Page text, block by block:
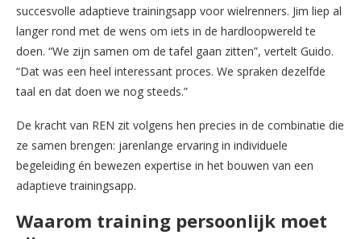
succesvolle adaptieve trainingsapp voor wielrenners. Jim liep al
langer rond met de wens om iets in de hardloopwereld te
doen. “We zijn samen om de tafel gaan zitten”, vertelt Guido.
“Dat was een heel interessant proces. We spraken dezelfde
taal en dat doen we nog steeds.”
De kracht van REN zit volgens hen precies in de combinatie die
ze samen brengen: jarenlange ervaring in individuele
begeleiding én bewezen expertise in het bouwen van een
adaptieve trainingsapp.
Waarom training persoonlijk moet